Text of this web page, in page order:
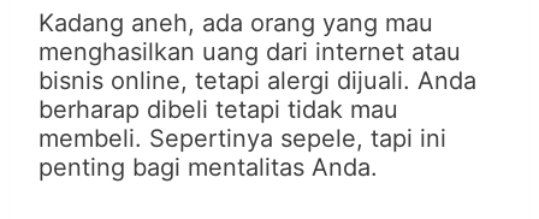
Kadang aneh, ada orang yang mau
menghasilkan uang dari internet atau
bisnis online, tetapi alergi dijuali. Anda
berharap dibeli tetapi tidak mau
membeli. Sepertinya sepele, tapi ini
penting bagi mentalitas Anda.